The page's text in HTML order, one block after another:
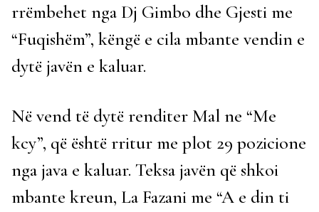
rrëmbehet nga Dj Gimbo dhe Gjesti me
“Fuqishëm”, këngë e cila mbante vendin e
dytë javën e kaluar.
Në vend të dytë renditer Mal ne “Me
kcy”, që është rritur me plot 29 pozicione
nga java e kaluar. Teksa javën që shkoi
mbante kreun, La Fazani me “A e din ti